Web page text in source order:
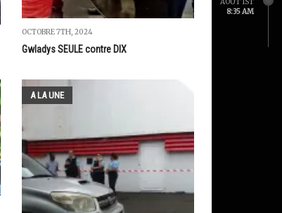
OCTOBRE 7TH, 2024
Gwladys SEULE contre DIX
A LA UNE
8:35 AM